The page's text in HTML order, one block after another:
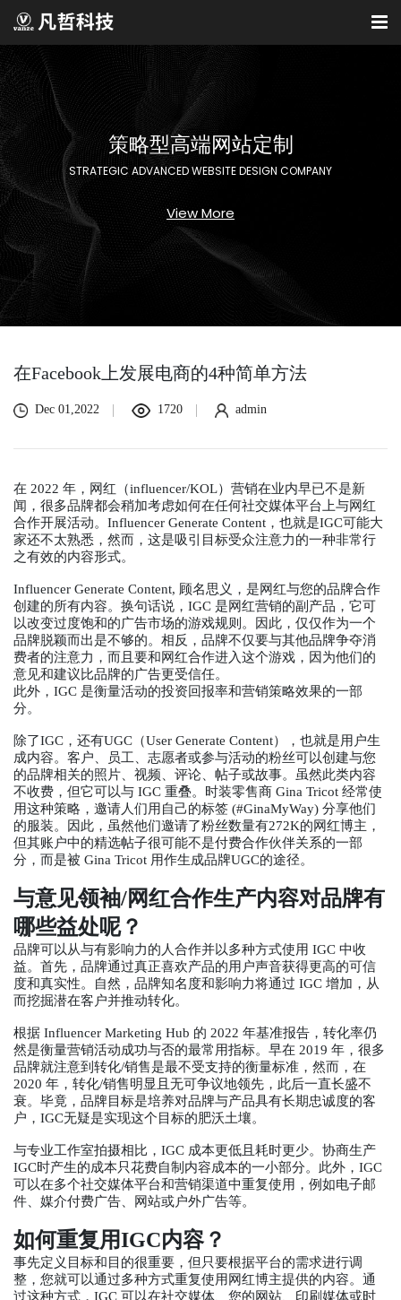
策略型高端网站定制
STRATEGIC ADVANCED WEBSITE DESIGN COMPANY
View More
在Facebook上发展电商的4种简单方法
Dec 01,2022 1720 admin
在 2022 年，网红（influencer/KOL）营销在业内早已不是新
闻，很多品牌都会稍加考虑如何在任何社交媒体平台上与网红
合作开展活动。Influencer Generate Content，也就是IGC可能大
家还不太熟悉，然而，这是吸引目标受众注意力的一种非常行
之有效的内容形式。
Influencer Generate Content, 顾名思义，是网红与您的品牌合作
创建的所有内容。换句话说，IGC 是网红营销的副产品，它可
以改变过度饱和的广告市场的游戏规则。因此，仅仅作为一个
品牌脱颖而出是不够的。相反，品牌不仅要与其他品牌争夺消
费者的注意力，而且要和网红合作进入这个游戏，因为他们的
意见和建议比品牌的广告更受信任。
此外，IGC 是衡量活动的投资回报率和营销策略效果的一部
分。
除了IGC，还有UGC（User Generate Content），也就是用户生
成内容。客户、员工、志愿者或参与活动的粉丝可以创建与您
的品牌相关的照片、视频、评论、帖子或故事。虽然此类内容
不收费，但它可以与 IGC 重叠。时装零售商 Gina Tricot 经常使
用这种策略，邀请人们用自己的标签 (#GinaMyWay) 分享他们
的服装。因此，虽然他们邀请了粉丝数量有272K的网红博主，
但其账户中的精选帖子很可能不是付费合作伙伴关系的一部
分，而是被 Gina Tricot 用作生成品牌UGC的途径。
与意见领袖/网红合作生产内容对品牌有
哪些益处呢？
品牌可以从与有影响力的人合作并以多种方式使用 IGC 中收
益。首先，品牌通过真正喜欢产品的用户声音获得更高的可信
度和真实性。自然，品牌知名度和影响力将通过 IGC 增加，从
而挖掘潜在客户并推动转化。
根据 Influencer Marketing Hub 的 2022 年基准报告，转化率仍
然是衡量营销活动成功与否的最常用指标。早在 2019 年，很多
品牌就注意到转化/销售是最不受支持的衡量标准，然而，在
2020 年，转化/销售明显且无可争议地领先，此后一直长盛不
衰。毕竟，品牌目标是培养对品牌与产品具有长期忠诚度的客
户，IGC无疑是实现这个目标的肥沃土壤。
与专业工作室拍摄相比，IGC 成本更低且耗时更少。协商生产
IGC时产生的成本只花费自制内容成本的一小部分。此外，IGC
可以在多个社交媒体平台和营销渠道中重复使用，例如电子邮
件、媒介付费广告、网站或户外广告等。
如何重复用IGC内容？
事先定义目标和目的很重要，但只要根据平台的需求进行调
整，您就可以通过多种方式重复使用网红博主提供的内容。通
过这种方式，IGC 可以在社交媒体、您的网站、印刷媒体或时